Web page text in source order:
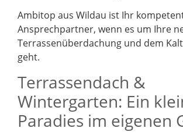
Ambitop aus Wildau ist Ihr
Ansprechpartner, wenn es um Ihre
Terrassenüberdachung und dem
geht.
Terrassendach &
Wintergarten: Ein
Paradies im eigenen